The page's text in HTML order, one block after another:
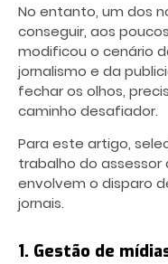
No entanto, um dos
conseguir, aos
modificou o cenário
jornalismo e da
fechar os olhos,
caminho desafiador.
Para este artigo,
trabalho do assessor
envolvem o disparo
jornais.
1. Gestão de